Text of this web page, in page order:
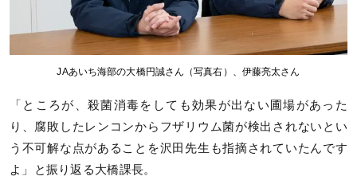
JAあいち海部の大橋円誠さん（写真右）、伊藤亮太さん
「ところが、殺菌消毒をしても効果が出ない圃場があった
り、腐敗したレンコンからフザリウム菌が検出されないとい
う不可解な点があることを沢田先生も指摘されていたんです
よ」と振り返る大橋課長。